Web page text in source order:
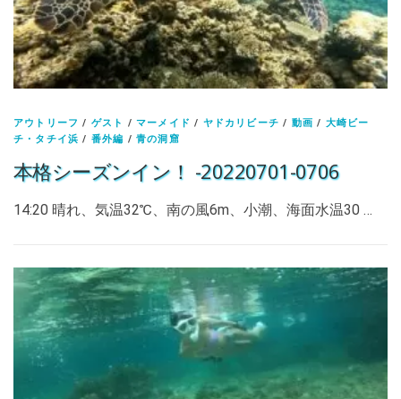
アウトリーフ / ゲスト /マーメイド / ヤドカリビーチ / 動画 / 大崎ビー
チ・タチイ浜 / 番外編 /青の洞窟
本格シーズンイン！ -20220701-0706
14:20 晴れ、気温32℃、南の風6m、小潮、海面水温30 …